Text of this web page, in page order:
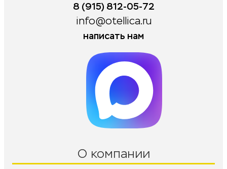
8 (915) 812-05-72
info@otellica.ru
написать нам
О компании